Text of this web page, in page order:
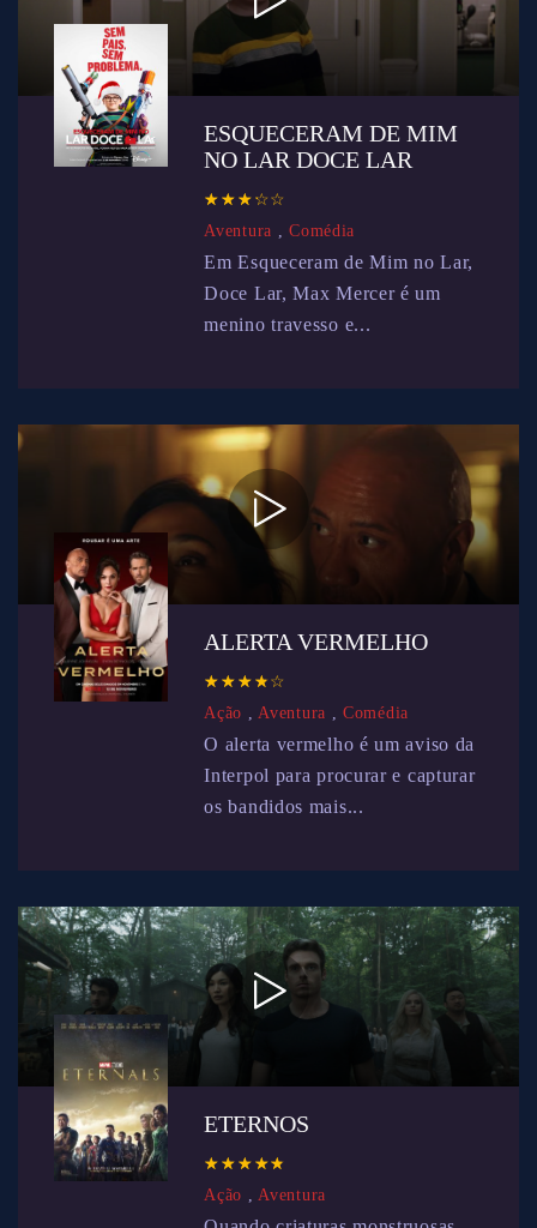
ESQUECERAM DE MIM
NO LAR DOCE LAR
☆ ☆ ☆ ☆☆
★ ★ ★ ★★
Aventura ,Comédia
Em Esqueceram de Mim no Lar,
Doce Lar, Max Mercer é um
menino travesso e...
ALERTA VERMELHO
☆ ☆ ☆ ☆☆
★ ★ ★ ★★
Ação ,Aventura ,Comédia
O alerta vermelho é um aviso da
Interpol para procurar e capturar
os bandidos mais...
ETERNOS
☆ ☆ ☆ ☆☆
★ ★ ★ ★★
Ação ,Aventura